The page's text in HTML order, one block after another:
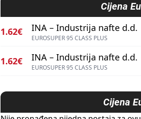
Cijena
1.62€ INA – Industrija nafte d.d.
EUROSUPER 95 CLASS PLUS
1.62€ INA – Industrija nafte d.d.
EUROSUPER 95 CLASS PLUS
Cijena